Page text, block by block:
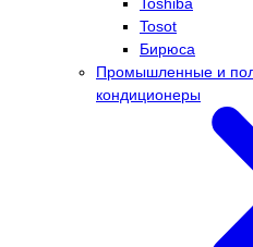
Toshiba
Tosot
Бирюса
Промышленные и
кондиционеры